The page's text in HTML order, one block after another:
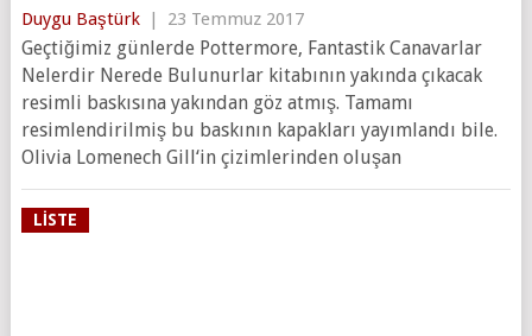
Duygu Baştürk | 23 Temmuz 2017
Geçtiğimiz günlerde Pottermore, Fantastik Canavarlar
Nelerdir Nerede Bulunurlar kitabının yakında çıkacak
resimli baskısına yakından göz atmış. Tamamı
resimlendirilmiş bu baskının kapakları yayımlandı bile.
Olivia Lomenech Gill‘in çizimlerinden oluşan
LISTE